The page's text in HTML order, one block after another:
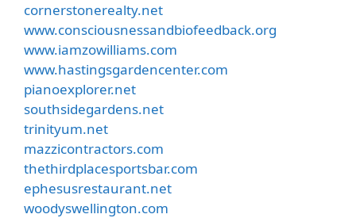
cornerstonerealty.net
www.consciousnessandbiofeedback.org
www.iamzowilliams.com
www.hastingsgardencenter.com
pianoexplorer.net
southsidegardens.net
trinityum.net
mazzicontractors.com
thethirdplacesportsbar.com
ephesusrestaurant.net
woodyswellington.com